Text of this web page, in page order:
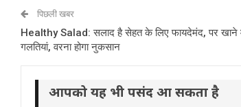
पिछली खबर
Healthy Salad: सलाद है सेहत के लिए फायदेमंद, पर खाने
गलतियां, वरना होगा नुकसान
आपको यह भी पसंद आ सकता है